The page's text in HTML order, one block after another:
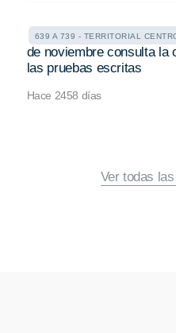
639 A 739 - TERRITORIAL
de noviembre consulta la
las pruebas escritas
Hace 2458 días
Ver todas